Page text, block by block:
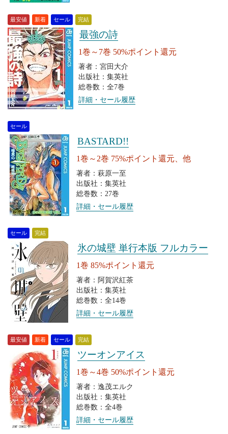
最安値 新着 セール 完結
最強の詩
1巻～7巻 50%ポイント還元
著者：宮田大介
出版社：集英社
総巻数：全7巻
詳細・セール履歴
セール
BASTARD!!
1巻～2巻 75%ポイント還元、他
著者：萩原一至
出版社：集英社
総巻数：27巻
詳細・セール履歴
セール 完結
氷の城壁 単行本版 フルカラー
1巻 85%ポイント還元
著者：阿賀沢紅茶
出版社：集英社
総巻数：全14巻
詳細・セール履歴
最安値 新着 セール 完結
ツーオンアイス
1巻～4巻 50%ポイント還元
著者：逸茂エルク
出版社：集英社
総巻数：全4巻
詳細・セール履歴